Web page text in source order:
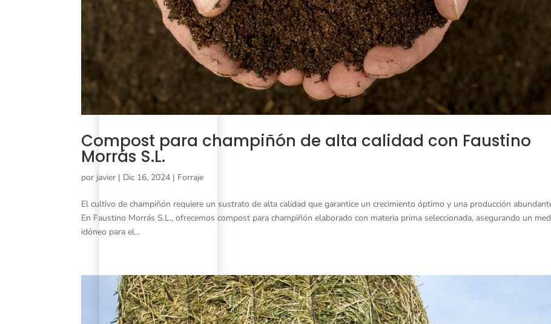
Compost para champiñón de alta calidad con Faustino
Morrás S.L.
por javier | Dic 16, 2024 | Forraje
El cultivo de champiñón requiere un sustrato de alta calidad que garantice un crecimiento óptimo y una producción
En Faustino Morrás S.L., ofrecemos compost para champiñón elaborado con materia prima seleccionada, asegurando un
idóneo para el...